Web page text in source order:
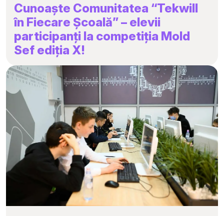
Cunoaște Comunitatea “Tekwill
în Fiecare Școală” – elevii
participanți la competiția Mold
Sef ediția X!